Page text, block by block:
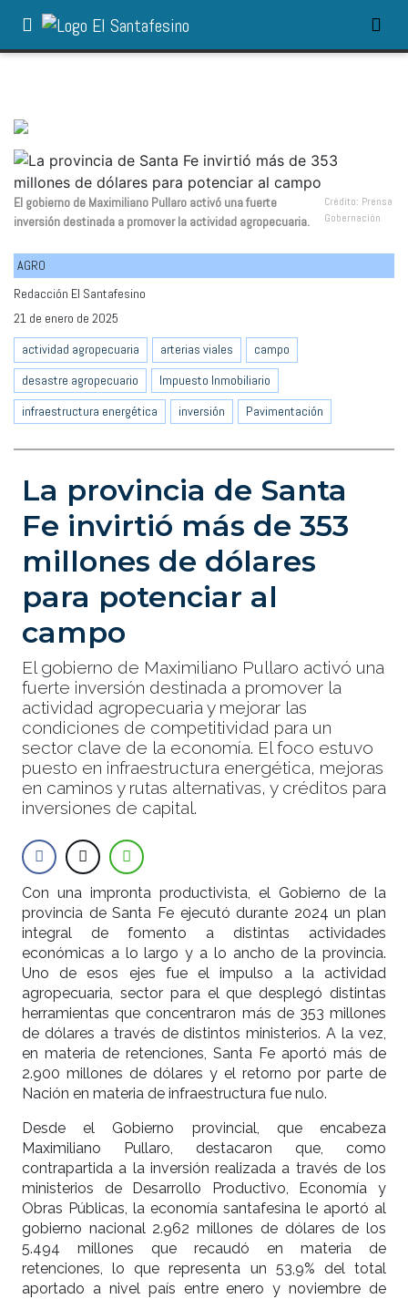
El gobierno de Maximiliano Pullaro activó una fuerte
inversión destinada a promover la actividad agropecuaria.
Crédito: Prensa
Gobernación
AGRO
Redacción El Santafesino
21 de enero de 2025
actividad agropecuaria
arterias viales
campo
desastre agropecuario
Impuesto Inmobiliario
infraestructura energética
inversión Pavimentación
La provincia de Santa
Fe invirtió más de 353
millones de dólares
para potenciar al
campo
El gobierno de Maximiliano Pullaro activó una
fuerte inversión destinada a promover la
actividad agropecuaria y mejorar las
condiciones de competitividad para un
sector clave de la economía. El foco estuvo
puesto en infraestructura energética, mejoras
en caminos y rutas alternativas, y créditos para
inversiones de capital.
Con una impronta productivista, el Gobierno de la
provincia de Santa Fe ejecutó durante 2024 un plan
integral de fomento a distintas actividades
económicas a lo largo y a lo ancho de la provincia.
Uno de esos ejes fue el impulso a la actividad
agropecuaria, sector para el que desplegó distintas
herramientas que concentraron más de 353 millones
de dólares a través de distintos ministerios. A la vez,
en materia de retenciones, Santa Fe aportó más de
2.900 millones de dólares y el retorno por parte de
Nación en materia de infraestructura fue nulo.
Desde el Gobierno provincial, que encabeza
Maximiliano Pullaro, destacaron que, como
contrapartida a la inversión realizada a través de los
ministerios de Desarrollo Productivo, Economía y
Obras Públicas, la economía santafesina le aportó al
gobierno nacional 2.962 millones de dólares de los
5.494 millones que recaudó en materia de
retenciones, lo que representa un 53,9% del total
aportado a nivel país entre enero y noviembre de